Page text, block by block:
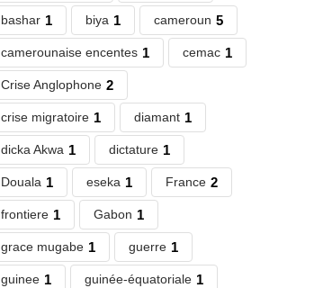
bashar 1 biya 1 cameroun 5
camerounaise encentes 1 cemac 1
Crise Anglophone 2
crise migratoire 1 diamant 1
dicka Akwa 1 dictature 1
Douala 1 eseka 1 France 2
frontiere 1 Gabon 1
grace mugabe 1 guerre 1
guinee 1 guinée-équatoriale 1